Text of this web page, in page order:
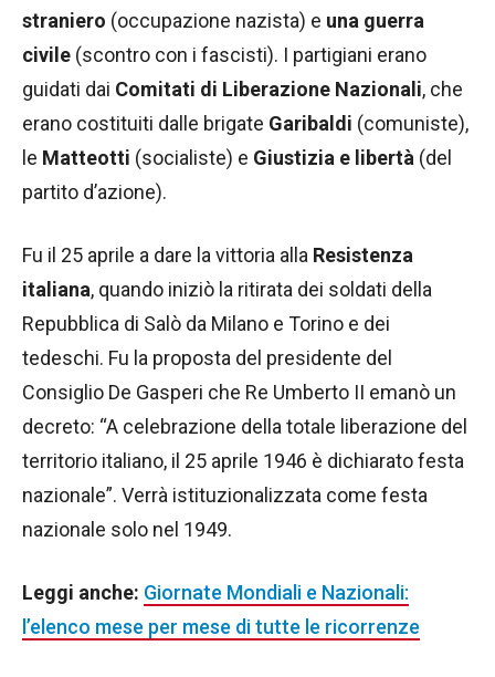
straniero (occupazione nazista) e una guerra
civile (scontro con i fascisti). I partigiani erano
guidati dai Comitati di Liberazione Nazionali, che
erano costituiti dalle brigate Garibaldi (comuniste),
le Matteotti (socialiste) e Giustizia e libertà (del
partito d’azione).
Fu il 25 aprile a dare la vittoria alla Resistenza
italiana, quando iniziò la ritirata dei soldati della
Repubblica di Salò da Milano e Torino e dei
tedeschi. Fu la proposta del presidente del
Consiglio De Gasperi che Re Umberto II emanò un
decreto: “A celebrazione della totale liberazione del
territorio italiano, il 25 aprile 1946 è dichiarato festa
nazionale”. Verrà istituzionalizzata come festa
nazionale solo nel 1949.
Leggi anche: Giornate Mondiali e Nazionali:
l’elenco mese per mese di tutte le ricorrenze